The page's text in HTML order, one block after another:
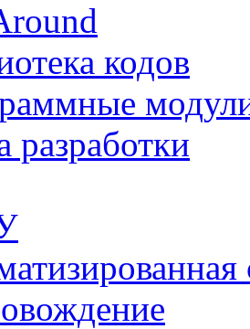
кодов
разработки